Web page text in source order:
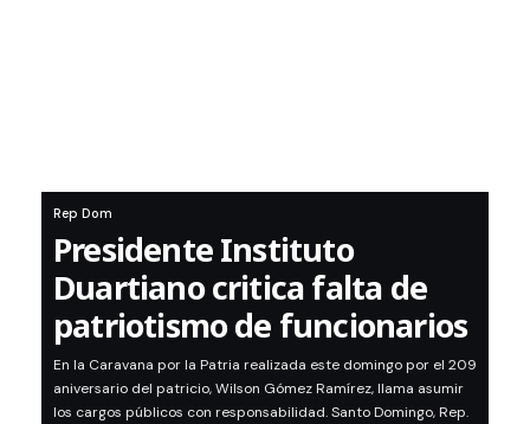
Rep Dom
Presidente Instituto
Duartiano critica falta de
patriotismo de funcionarios
En la Caravana por la Patria realizada este domingo por el 209
aniversario del patricio, Wilson Gómez Ramírez, llama asumir
los cargos públicos con responsabilidad. Santo Domingo, Rep.